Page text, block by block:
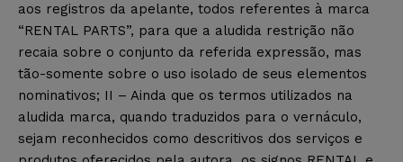
aos registros da apelante, todos referentes à marca
“RENTAL PARTS”, para que a aludida restrição não
recaia sobre o conjunto da referida expressão, mas
tão-somente sobre o uso isolado de seus elementos
nominativos; II – Ainda que os termos utilizados na
aludida marca, quando traduzidos para o vernáculo,
sejam reconhecidos como descritivos dos serviços e